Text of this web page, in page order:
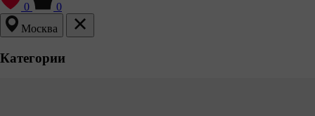
0
0
Москва
Категории